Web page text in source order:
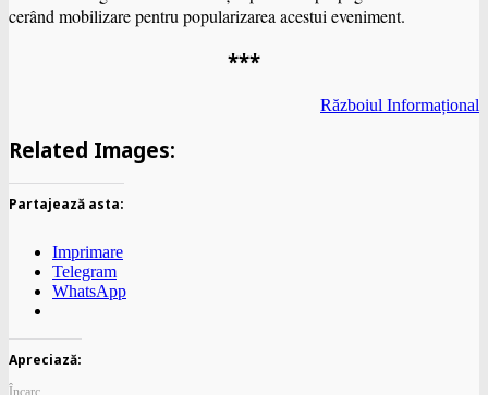
cerând mobilizare pentru popularizarea acestui eveniment.
***
Războiul Informațional
Related Images:
Partajează asta:
Imprimare
Telegram
WhatsApp
Apreciază: